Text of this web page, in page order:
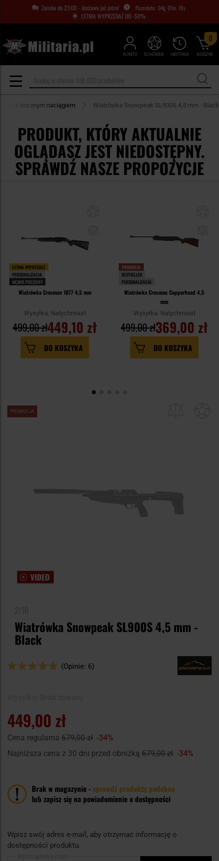
Zamów do 23:00 - dostawa już jutro! 04g 01m 19s
LETNIA WYPRZEDAŻ DO -50%
KONTO HISTORIA
SCHOWEK KOSZYK
0
z bocznym naciągiem Wiatrówka Snowpeak SL900S 4,5 mm - Black
PRODUKT, KTÓRY AKTUALNIE
OGLĄDASZ JEST NIEDOSTĘPNY.
SPRAWDŹ NASZE PROPOZYCJE
LETNIA WYPRZEDAŻ
PERSONALIZACJA
MĘSKIE PREZENTY
Wiatrówka Crosman 1077 4,5 mm
Wysyłka: Natychmiast
449,10 zł
499,00 zł
DO KOSZYKA
PROMOCJA
BESTSELLER
PERSONALIZACJA
Wiatrówka Crosman Copperhead 4,5
mm
Wysyłka: Natychmiast
369,00 zł
499,00 zł
DO KOSZYKA
PROMOCJA
Wiatrówka Snowpeak SL900S 4,5 mm -
Black
Ocena:
(Opinie: 6)
449,00 zł
Cena regularna 679,00 zł -34%
Najniższa cena z 30 dni przed obniżką 679,00 zł -34%
Brak w magazynie -sprawdź produkty podobne
lub zapisz się na powiadomienie o dostępności
Wpisz swój adres e-mail, aby otrzymać informację o
dostępności produktu.